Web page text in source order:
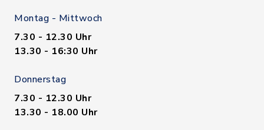
Montag - Mittwoch
7.30 - 12.30 Uhr
13.30 - 16:30 Uhr
Donnerstag
7.30 - 12.30 Uhr
13.30 - 18.00 Uhr